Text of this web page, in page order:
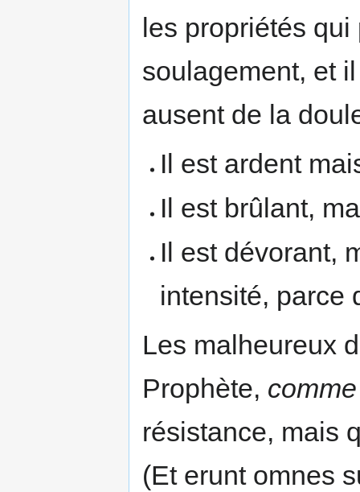
les propriétés
soulagement, et
ausent de la
Il est ardent
Il est brûlant,
Il est dévorant,
intensité, parce
Les malheureux
Prophète,
résistance, mais
(Et erunt omnes